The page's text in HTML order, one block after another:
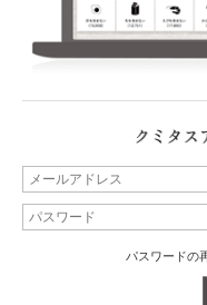
パスワードの